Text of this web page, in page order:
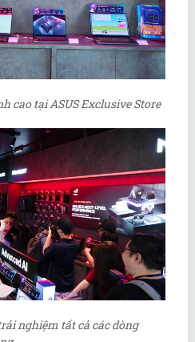
cao tại ASUS Exclusive Store
nghiệm tất cả các dòng